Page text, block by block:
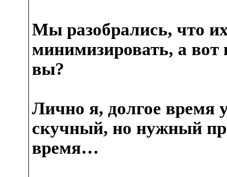
Мы разобрались, что
минимизировать, а вот
вы?
Лично я, долгое время
скучный, но нужный
время…